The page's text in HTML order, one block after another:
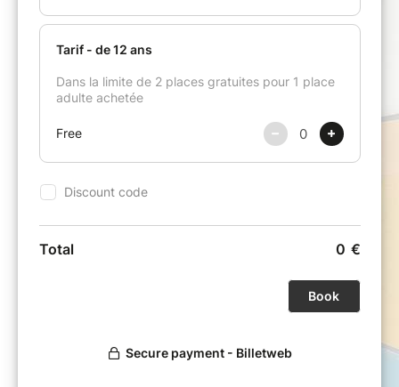
SCHUMANN
Arabesque op. 18
l'Opéra Municipal